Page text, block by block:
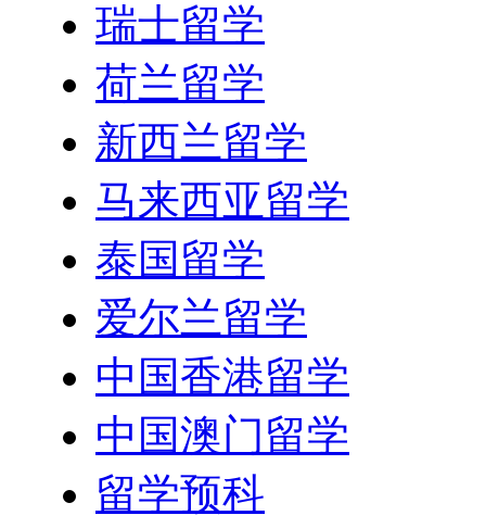
瑞士留学
荷兰留学
新西兰留学
马来西亚留学
泰国留学
爱尔兰留学
中国香港留学
中国澳门留学
留学预科